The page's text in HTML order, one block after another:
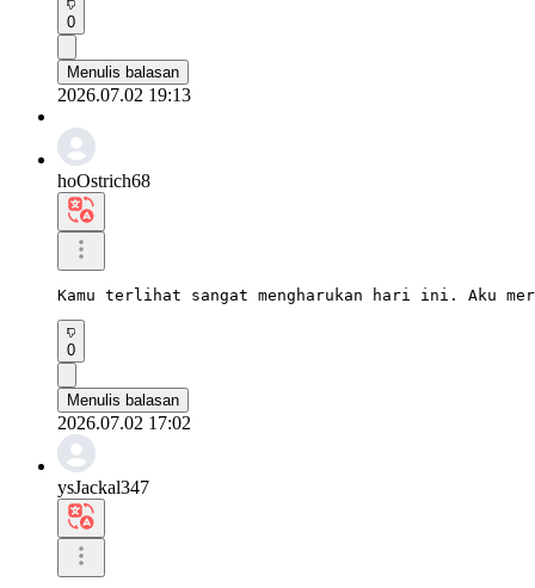
0
Menulis balasan
2026.07.02 19:13
hoOstrich68
Kamu terlihat sangat mengharukan hari ini. Aku
0
Menulis balasan
2026.07.02 17:02
ysJackal347